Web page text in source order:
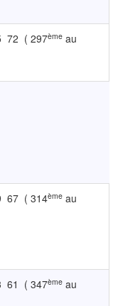
72 ( 297ème au
67 ( 314ème au
61 ( 347ème au